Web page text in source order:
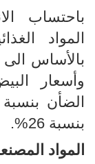
باحتساب
لمواد
بالأساس الى
وأسعار البيض
الضأن بنسبة
بنسبة 26%.
المواد